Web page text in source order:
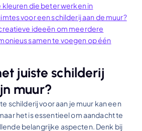
kleuren die beter werken in
voor een schilderij aan de muur?
ideeën om meerdere
samen te voegen op één
juiste schilderij
muur?
schilderij voor aan je muur kan een
het is essentieel om aandacht te
belangrijke aspecten. Denk bij